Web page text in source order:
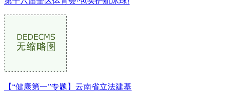
【“健康第一”专题】云南省立法建基